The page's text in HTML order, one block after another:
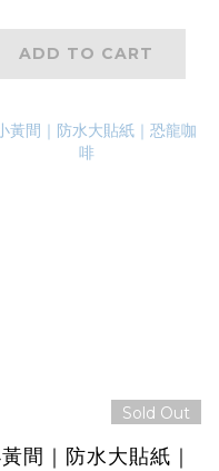
ADD TO CART
Sold Out
間｜防水大貼紙｜